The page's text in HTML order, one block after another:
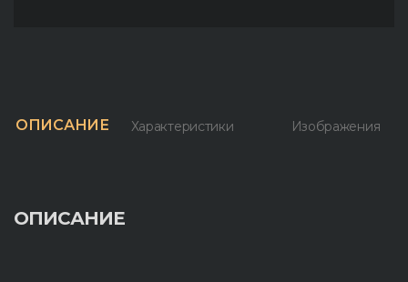
ОПИСАНИЕ Характеристики Изображения
ОПИСАНИЕ